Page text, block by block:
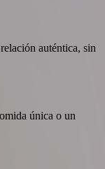
auténtica, sin
única o un